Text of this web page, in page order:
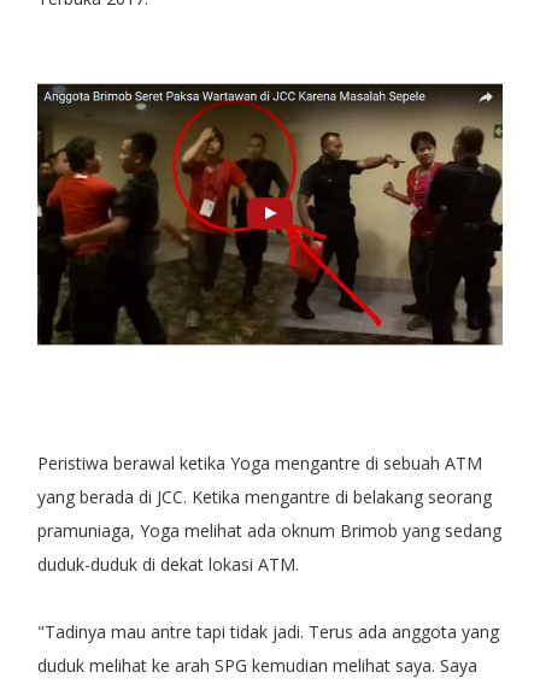
Peristiwa berawal ketika Yoga mengantre di sebuah ATM
yang berada di JCC. Ketika mengantre di belakang seorang
pramuniaga, Yoga melihat ada oknum Brimob yang sedang
duduk-duduk di dekat lokasi ATM.
"Tadinya mau antre tapi tidak jadi. Terus ada anggota yang
duduk melihat ke arah SPG kemudian melihat saya. Saya